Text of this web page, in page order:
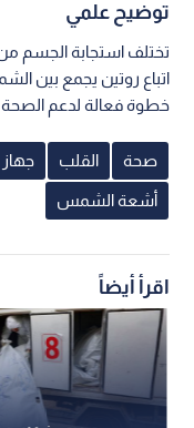
توضيح علمي
تختلف استجابة الجسم
اتباع روتين يجمع بين
خطوة فعالة لدعم الصحة
صحة القلب جهاز
أشعة الشمس
اقرأ أيضاً